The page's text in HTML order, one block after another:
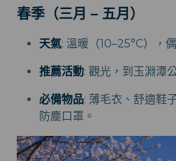
春季（三月 – 五月）
天氣: 溫暖（10–25°C），
推薦活動: 觀光，到玉淵潭
必備物品: 薄毛衣、舒適鞋
防塵口罩。